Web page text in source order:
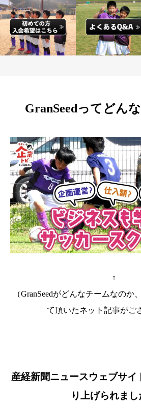
GranSeedってどん
↑
（GranSeedがどんなチームなのか
て頂いたネット記事がご
産経新聞ニュースウェブサイ
り上げられまし